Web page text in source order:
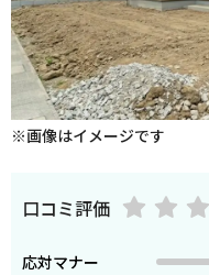
※画像はイメージです
口コミ評価
応対マナー